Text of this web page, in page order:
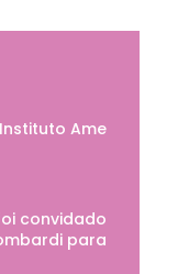
Ame
convidado
para